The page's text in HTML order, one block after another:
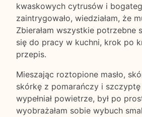
kwaskowych cytrusów i
zaintrygowało, wiedziałam, że
Zbierałam wszystkie potrzebne
się do pracy w kuchni, krok po
przepis.
Mieszając roztopione masło,
skórkę z pomarańczy i
wypełniał powietrze, był po
wyobrażałam sobie wybuch